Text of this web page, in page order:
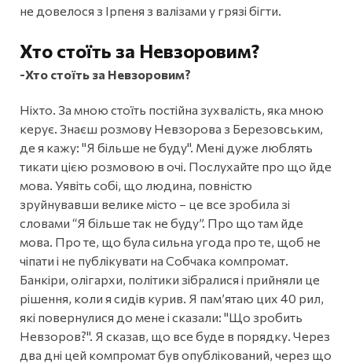
не довелося з Ірпеня з валізами у грязі бігти.
Хто стоїть за Невзоровим?
-Хто стоїть за Невзоровим?
Ніхто. За мною стоїть постійна зухвалість, яка мною
керує. Знаєш розмову Невзорова з Березовським,
де я кажу: "Я більше не буду". Мені дуже люблять
тикати цією розмовою в очі. Послухайте про що йде
мова. Уявіть собі, що людина, повністю
зруйнувавши велике місто – це все зробила зі
словами “Я більше так не буду”. Про що там йде
мова. Про те, що була сильна угода про те, щоб не
чіпати і не публікувати на Собчака компромат.
Банкіри, олігархи, політики зібралися і прийняли це
рішення, коли я сидів курив. Я пам’ятаю цих 40 рил,
які повернулися до мене і сказали: "Що зробить
Невзоров?". Я сказав, що все буде в порядку. Через
два дні цей компромат був опублікований, через що